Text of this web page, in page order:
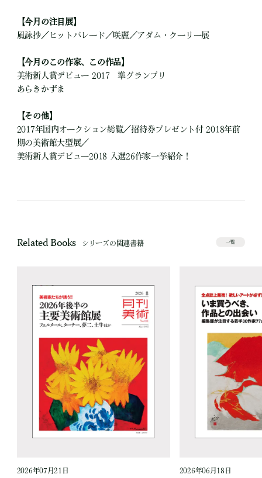
【今月の注目展】
風詠抄／ヒットパレード／咲麗／アダム・クーリー展
【今月のこの作家、この作品】
美術新人賞デビュー 2017 準グランプリ
あらきかずま
【その他】
2017年国内オークション総覧／招待券プレゼント付 2018年前
期の美術館大型展／
美術新人賞デビュー2018 入選26作家一挙紹介！
Related Books シリーズの関連書籍 一覧
2026年07月21日 2026年06月18日